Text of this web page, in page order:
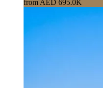
from AED 695.0K